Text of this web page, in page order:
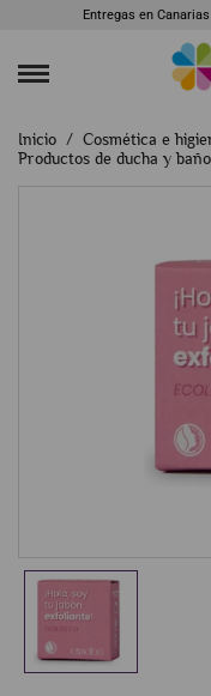
Entregas en
Inicio Cosmética e
Productos de ducha y baño